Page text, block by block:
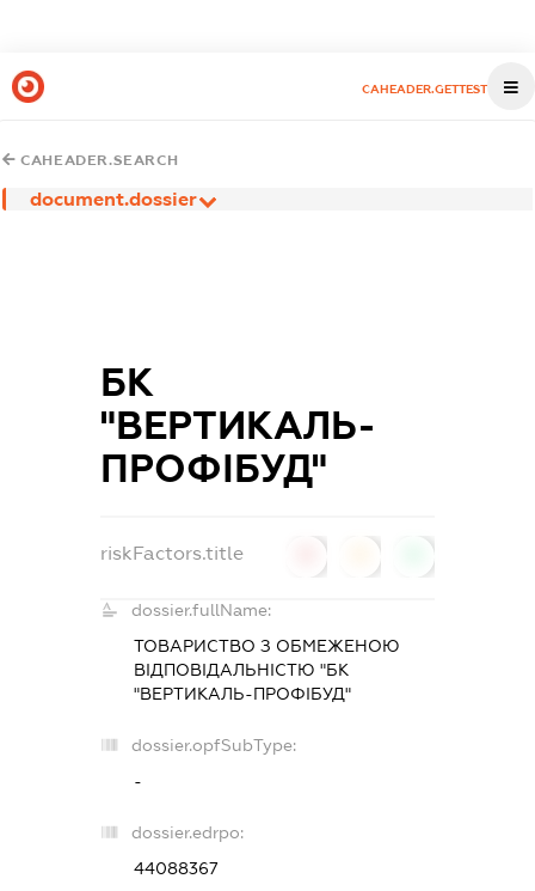
CAHEADER.GETTEST
CAHEADER.SEARCH
document.dossier
БК
"ВЕРТИКАЛЬ-
ПРОФІБУД"
riskFactors.title
dossier.fullName:
ТОВАРИСТВО З ОБМЕЖЕНОЮ
ВІДПОВІДАЛЬНІСТЮ "БК
"ВЕРТИКАЛЬ-ПРОФІБУД"
dossier.opfSubType:
-
dossier.edrpo:
44088367